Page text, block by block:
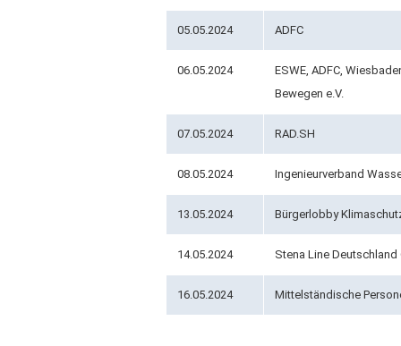
05.05.2024 ADFC
06.05.2024
ESWE, ADFC,
Bewegen e.V.
07.05.2024 RAD.SH
08.05.2024 Ingenieurverband
13.05.2024 Bürgerlobby
14.05.2024 Stena Line Deutschland
16.05.2024 Mittelständische